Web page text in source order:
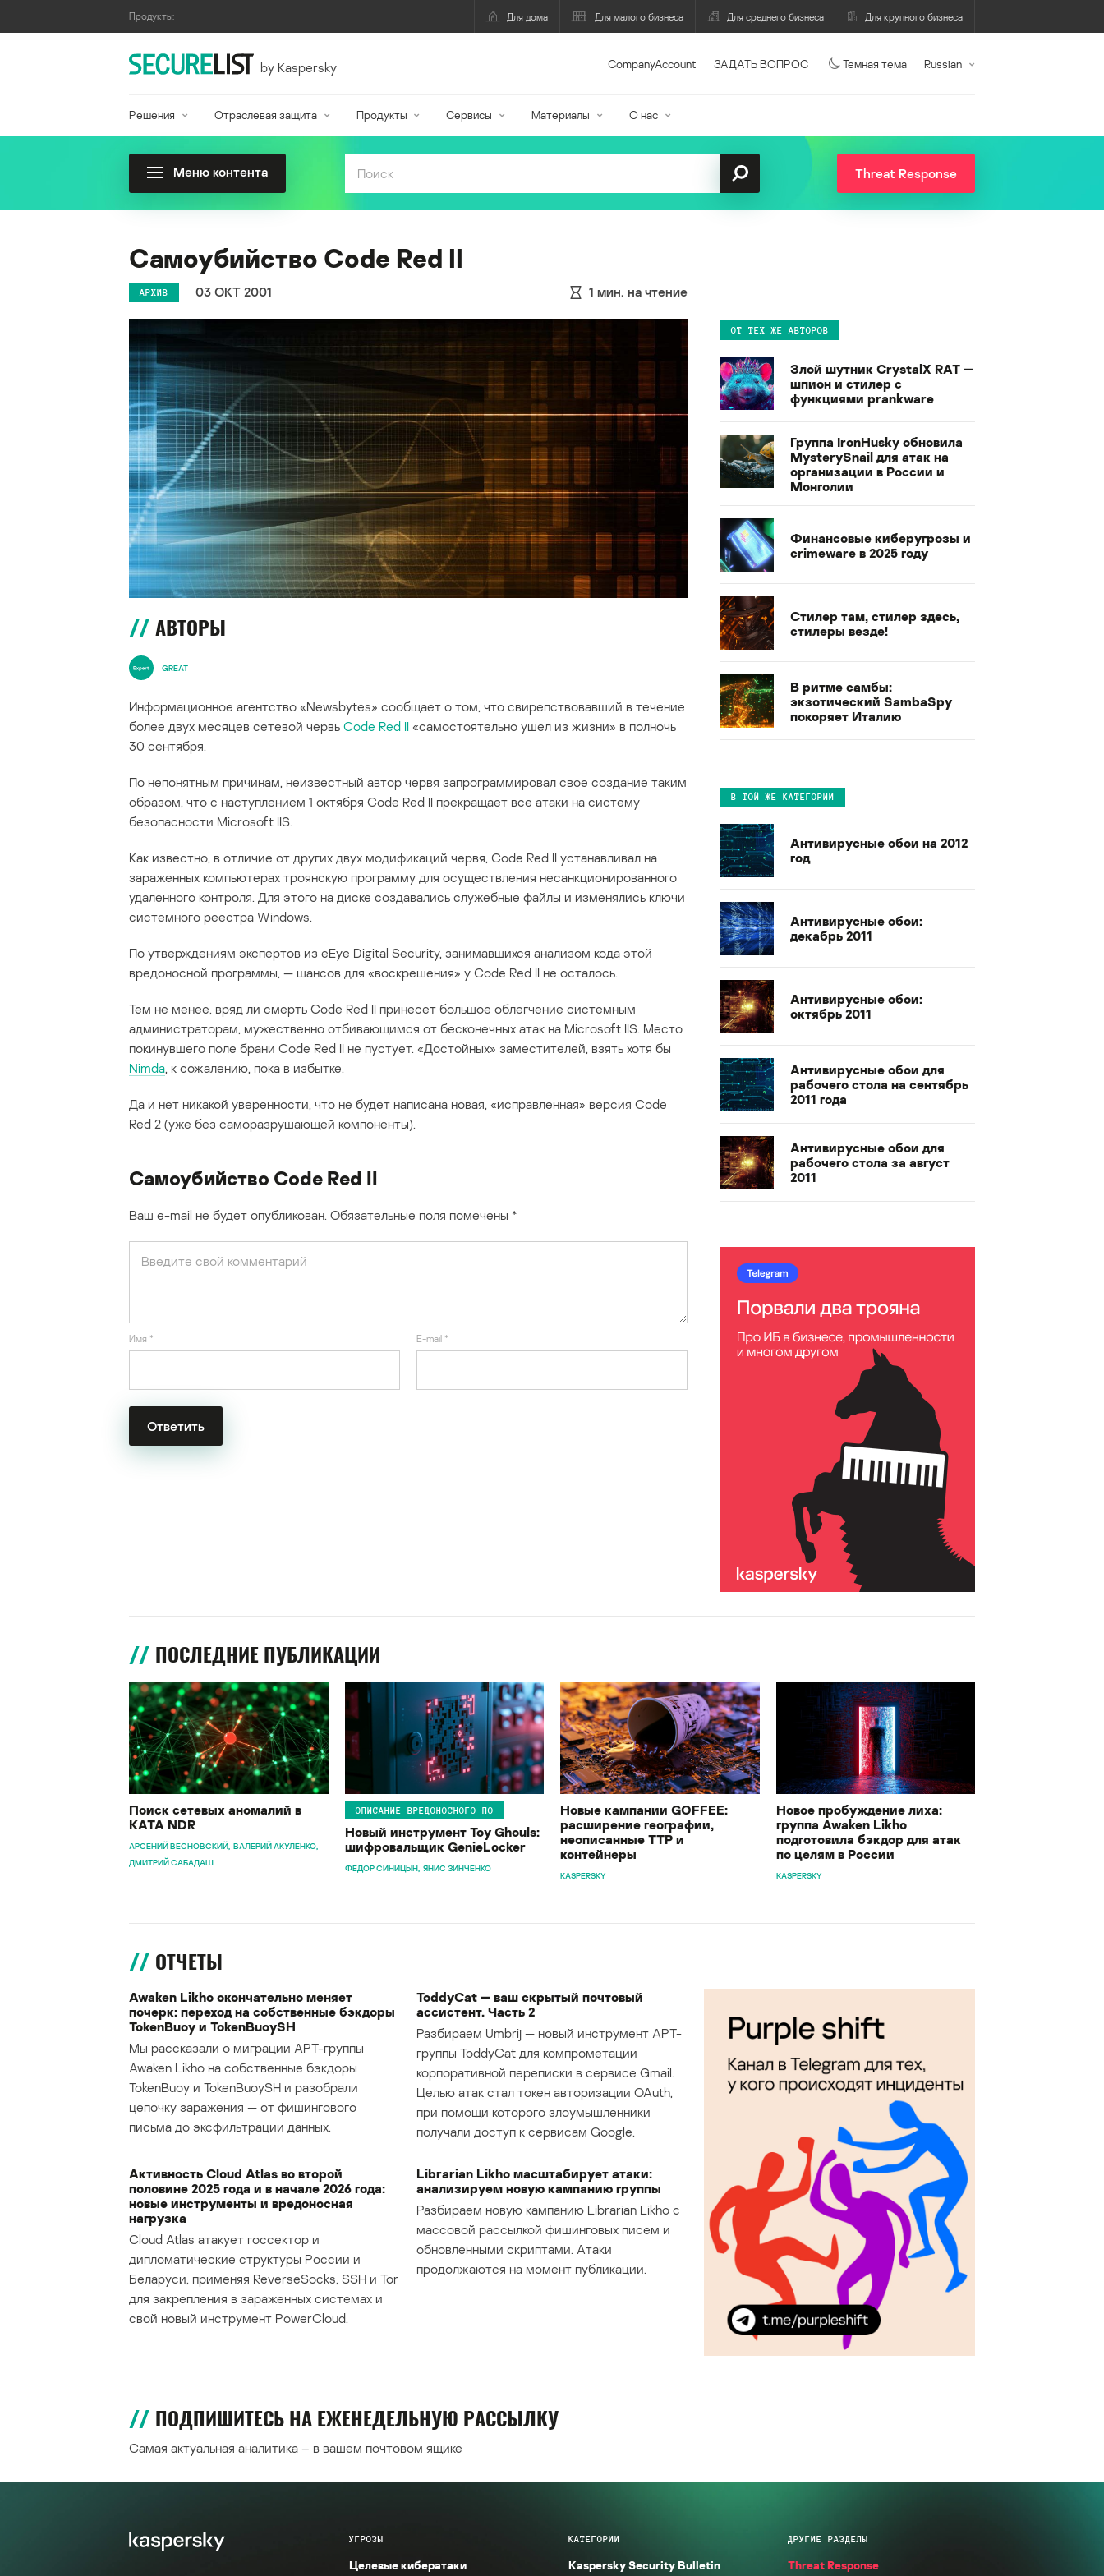
Продукты: Для дома Для малого бизнеса Для среднего бизнеса Для крупного бизнеса
by Kaspersky CompanyAccount ЗАДАТЬ ВОПРОС Темная тема Russian
Решения Отраслевая защита Продукты Сервисы Материалы О нас
Меню контента Threat Response
Самоубийство Code Red II
АРХИВ 03 ОКТ 2001 1 мин. на чтение
АВТОРЫ
GREAT
Информационное агентство «Newsbytes» сообщает о том, что свирепствовавший в течение
более двух месяцев сетевой червь Code Red II «самостоятельно ушел из жизни» в полночь
30 сентября.
По непонятным причинам, неизвестный автор червя запрограммировал свое создание таким
образом, что с наступлением 1 октября Code Red II прекращает все атаки на систему
безопасности Microsoft IIS.
Как известно, в отличие от других двух модификаций червя, Code Red II устанавливал на
зараженных компьютерах троянскую программу для осуществления несанкционированного
удаленного контроля. Для этого на диске создавались служебные файлы и изменялись ключи
системного реестра Windows.
По утверждениям экспертов из eEye Digital Security, занимавшихся анализом кода этой
вредоносной программы, — шансов для «воскрешения» у Code Red II не осталось.
Тем не менее, вряд ли смерть Code Red II принесет большое облегчение системным
администраторам, мужественно отбивающимся от бесконечных атак на Microsoft IIS. Место
покинувшего поле брани Code Red II не пустует. «Достойных» заместителей, взять хотя бы
Nimda, к сожалению, пока в избытке.
Да и нет никакой уверенности, что не будет написана новая, «исправленная» версия Сode
Red 2 (уже без саморазрушающей компоненты).
Самоубийство Code Red II
Ваш e-mail не будет опубликован. Обязательные поля помечены *
Имя * E-mail *
ОТ ТЕХ ЖЕ АВТОРОВ
Злой шутник CrystalX RAT —
шпион и стилер с
функциями prankware
Группа IronHusky обновила
MysterySnail для атак на
организации в России и
Монголии
Финансовые киберугрозы и
crimeware в 2025 году
Стилер там, стилер здесь,
стилеры везде!
В ритме самбы:
экзотический SambaSpy
покоряет Италию
В ТОЙ ЖЕ КАТЕГОРИИ
Антивирусные обои на 2012
год
Антивирусные обои:
декабрь 2011
Антивирусные обои:
октябрь 2011
Антивирусные обои для
рабочего стола на сентябрь
2011 года
Антивирусные обои для
рабочего стола за август
2011
ПОСЛЕДНИЕ ПУБЛИКАЦИИ
Поиск сетевых аномалий в
KATA NDR
АРСЕНИЙ ВЕСНОВСКИЙ ВАЛЕРИЙ АКУЛЕНКО
ДМИТРИЙ САБАДАШ
ОПИСАНИЕ ВРЕДОНОСНОГО ПО
Новый инструмент Toy Ghouls:
шифровальщик GenieLocker
ФЕДОР СИНИЦЫН ЯНИС ЗИНЧЕНКО
Новые кампании GOFFEE:
расширение географии,
неописанные TTP и
контейнеры
KASPERSKY
Новое пробуждение лиха:
группа Awaken Likho
подготовила бэкдор для атак
по целям в России
KASPERSKY
ОТЧЕТЫ
Awaken Likho окончательно меняет
почерк: переход на собственные бэкдоры
TokenBuoy и TokenBuoySH
Мы рассказали о миграции APT-группы
Awaken Likho на собственные бэкдоры
TokenBuoy и TokenBuoySH и разобрали
цепочку заражения — от фишингового
письма до эксфильтрации данных.
ToddyCat — ваш скрытый почтовый
ассистент. Часть 2
Разбираем Umbrij — новый инструмент APT-
группы ToddyCat для компрометации
корпоративной переписки в сервисе Gmail.
Целью атак стал токен авторизации OAuth,
при помощи которого злоумышленники
получали доступ к сервисам Google.
Активность Cloud Atlas во второй
половине 2025 года и в начале 2026 года:
новые инструменты и вредоносная
нагрузка
Cloud Atlas атакует госсектор и
дипломатические структуры России и
Беларуси, применяя ReverseSocks, SSH и Tor
для закрепления в зараженных системах и
свой новый инструмент PowerCloud.
Librarian Likho масштабирует атаки:
анализируем новую кампанию группы
Разбираем новую кампанию Librarian Likho с
массовой рассылкой фишинговых писем и
обновленными скриптами. Атаки
продолжаются на момент публикации.
ПОДПИШИТЕСЬ НА ЕЖЕНЕДЕЛЬНУЮ РАССЫЛКУ
Самая актуальная аналитика – в вашем почтовом ящике
УГРОЗЫ
Целевые кибератаки
КАТЕГОРИИ
Kaspersky Security Bulletin
ДРУГИЕ РАЗДЕЛЫ
Threat Response